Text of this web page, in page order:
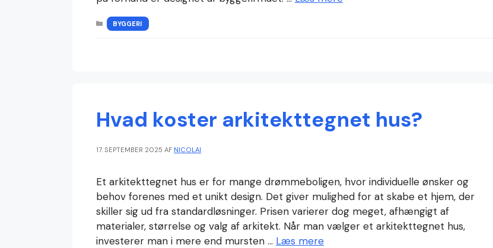
KATEGORIER
BYGGERI
Hvad koster arkitekttegnet hus?
17. SEPTEMBER 2025 AF NICOLAI
Et arkitekttegnet hus er for mange drømmeboligen, hvor individuelle ønsker og
behov forenes med et unikt design. Det giver mulighed for at skabe et hjem, der
skiller sig ud fra standardløsninger. Prisen varierer dog meget, afhængigt af
materialer, størrelse og valg af arkitekt. Når man vælger et arkitekttegnet hus,
investerer man i mere end mursten … Læs mere